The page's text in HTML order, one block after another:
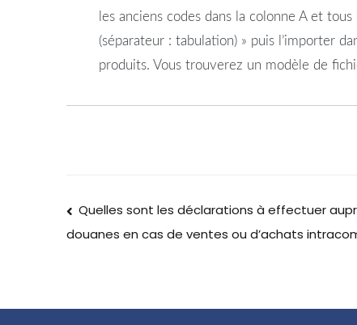
les anciens codes dans la colonne A et
(séparateur : tabulation) » puis l’importer
produits. Vous trouverez un modèle de
Quelles sont les déclarations à effectuer
douanes en cas de ventes ou d’achats